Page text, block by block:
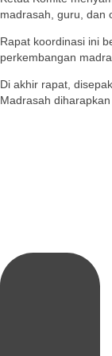
madrasah, guru, dan
Rapat koordinasi ini
perkembangan
Di akhir rapat,
Madrasah